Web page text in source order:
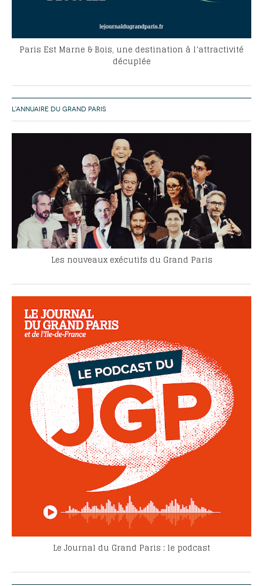
Paris Est Marne & Bois, une destination à l’attractivité
décuplée
L’ANNUAIRE DU GRAND PARIS
Les nouveaux exécutifs du Grand Paris
Le Journal du Grand Paris : le podcast